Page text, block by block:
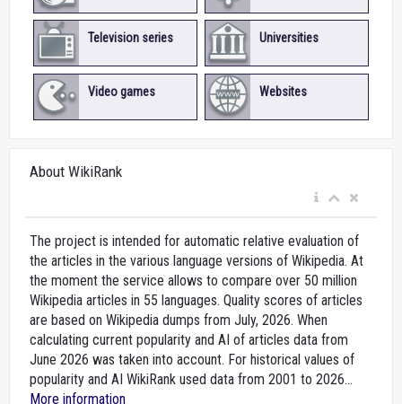
Television series Universities
Video games Websites
About WikiRank
The project is intended for automatic relative evaluation of
the articles in the various language versions of Wikipedia. At
the moment the service allows to compare over 50 million
Wikipedia articles in 55 languages. Quality scores of articles
are based on Wikipedia dumps from July, 2026. When
calculating current popularity and AI of articles data from
June 2026 was taken into account. For historical values of
popularity and AI WikiRank used data from 2001 to 2026...
More information